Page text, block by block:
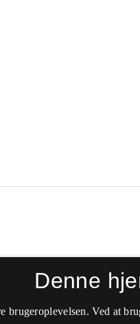
Denne
brugeroplevelsen. Ved at